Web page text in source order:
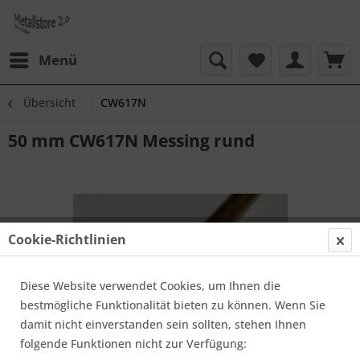
Menü
Übersicht CW617N
50 mm CW617N Messing rund
Cookie-Richtlinien
Diese Website verwendet Cookies, um Ihnen die
bestmögliche Funktionalität bieten zu können. Wenn Sie
damit nicht einverstanden sein sollten, stehen Ihnen
folgende Funktionen nicht zur Verfügung: